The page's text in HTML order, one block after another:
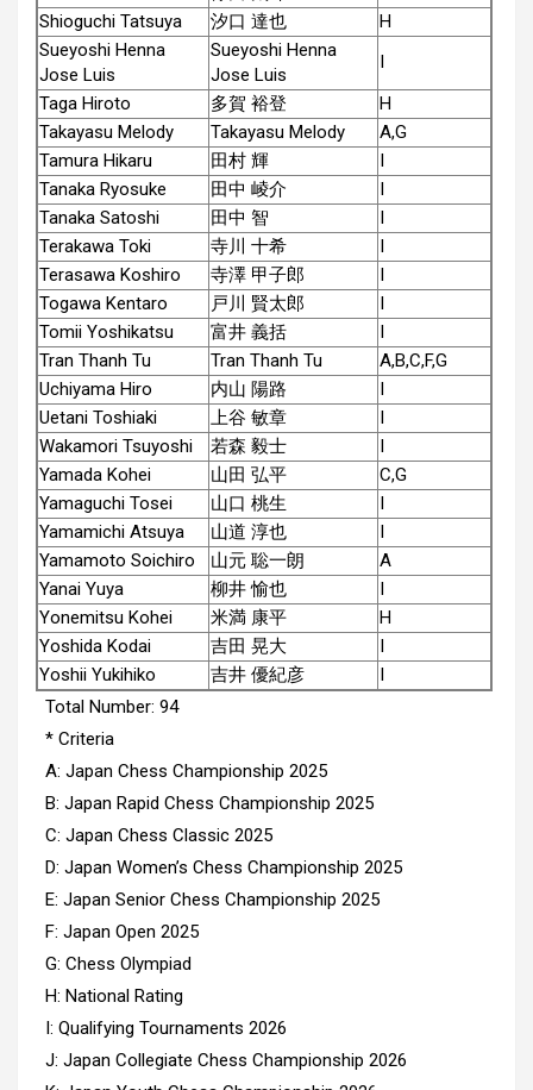
Shioguchi Tatsuya
汐口 達也
H
Sueyoshi Henna
Jose Luis
Sueyoshi Henna
Jose Luis
Taga Hiroto
多賀 裕登
H
Takayasu Melody
Takayasu Melody
A,G
Tamura Hikaru
田村 輝
Tanaka Ryosuke
田中 崚介
Tanaka Satoshi
田中 智
Terakawa Toki
寺川 十希
Terasawa Koshiro
寺澤 甲子郎
Togawa Kentaro
戸川 賢太郎
Tomii Yoshikatsu
富井 義括
Tran Thanh Tu
Tran Thanh Tu
A,B,C,F,G
Uchiyama Hiro
内山 陽路
Uetani Toshiaki
上谷 敏章
Wakamori Tsuyoshi
若森 毅士
Yamada Kohei
山田 弘平
C,G
Yamaguchi Tosei
山口 桃生
Yamamichi Atsuya
山道 淳也
Yamamoto Soichiro
山元 聡一朗
A
Yanai Yuya
柳井 愉也
Yonemitsu Kohei
米満 康平
H
Yoshida Kodai
吉田 晃大
Yoshii Yukihiko
吉井 優紀彦
Total Number: 94
* Criteria
A: Japan Chess Championship 2025
B: Japan Rapid Chess Championship 2025
C: Japan Chess Classic 2025
D: Japan Women’s Chess Championship 2025
E: Japan Senior Chess Championship 2025
F: Japan Open 2025
G: Chess Olympiad
H: National Rating
I: Qualifying Tournaments 2026
J: Japan Collegiate Chess Championship 2026